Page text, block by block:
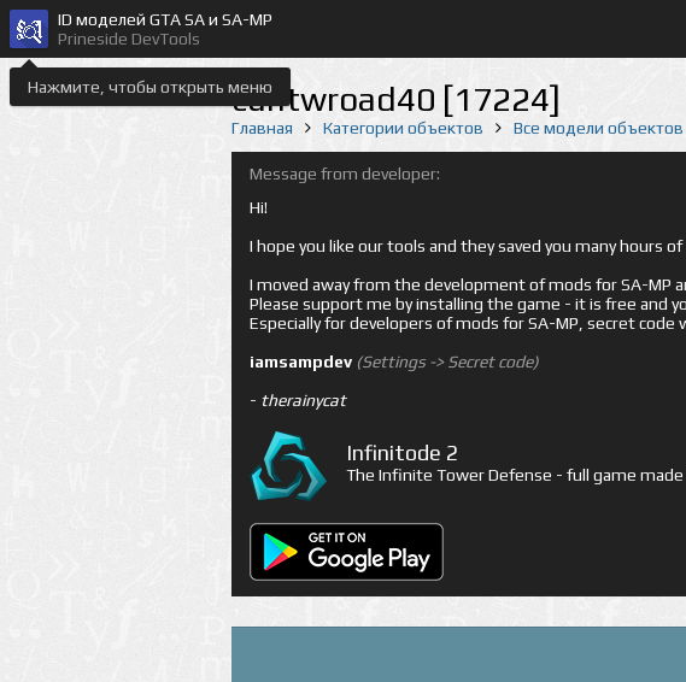
Нажмите, чтобы открыть меню
ID моделей GTA SA и SA-MP
Prineside DevTools
cuntwroad40 [17224]
Главная Категории объектов Все модели объектов
Message from developer:
Hi!
I hope you like our tools and they saved you many hours
I moved away from the development of mods for SA-MP
Please support me by installing the game - it is free and
Especially for developers of mods for SA-MP, secret code
iamsampdev (Settings -> Secret code)
- therainycat
Infinitode 2
The Infinite Tower Defense - full game